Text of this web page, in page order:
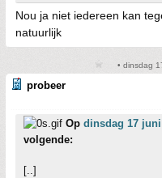
Nou ja niet iedereen kan
natuurlijk
• dinsdag
probeer
Op dinsdag 17 juni
volgende:
[..]